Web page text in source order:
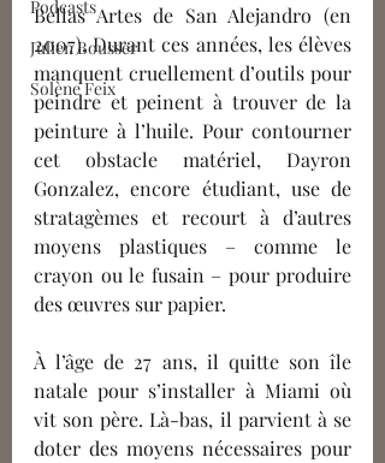
Podcasts
Julien Bousser
Solène Feix
Bellas Artes de San Alejandro (en
2007). Durant ces années, les élèves
manquent cruellement d’outils pour
peindre et peinent à trouver de la
peinture à l’huile. Pour contourner
cet obstacle matériel, Dayron
Gonzalez, encore étudiant, use de
stratagèmes et recourt à d’autres
moyens plastiques – comme le
crayon ou le fusain – pour produire
des œuvres sur papier.
À l’âge de 27 ans, il quitte son île
natale pour s’installer à Miami où
vit son père. Là-bas, il parvient à se
doter des moyens nécessaires pour